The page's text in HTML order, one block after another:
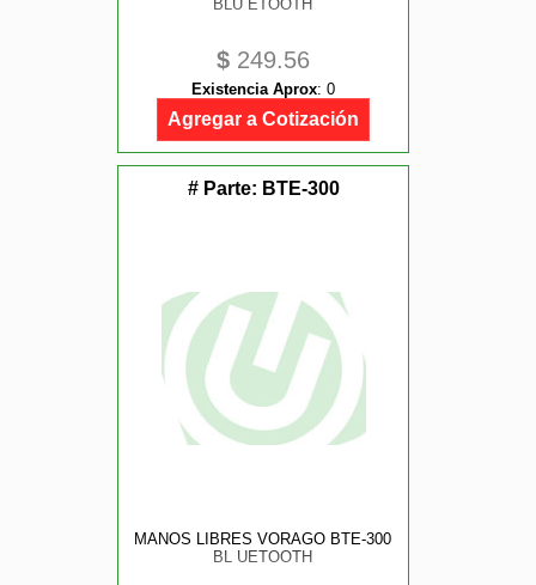
BLU ETOOTH
$ 249.56
Existencia Aprox: 0
Agregar a Cotización
# Parte: BTE-300
MANOS LIBRES VORAGO BTE-300
BL UETOOTH